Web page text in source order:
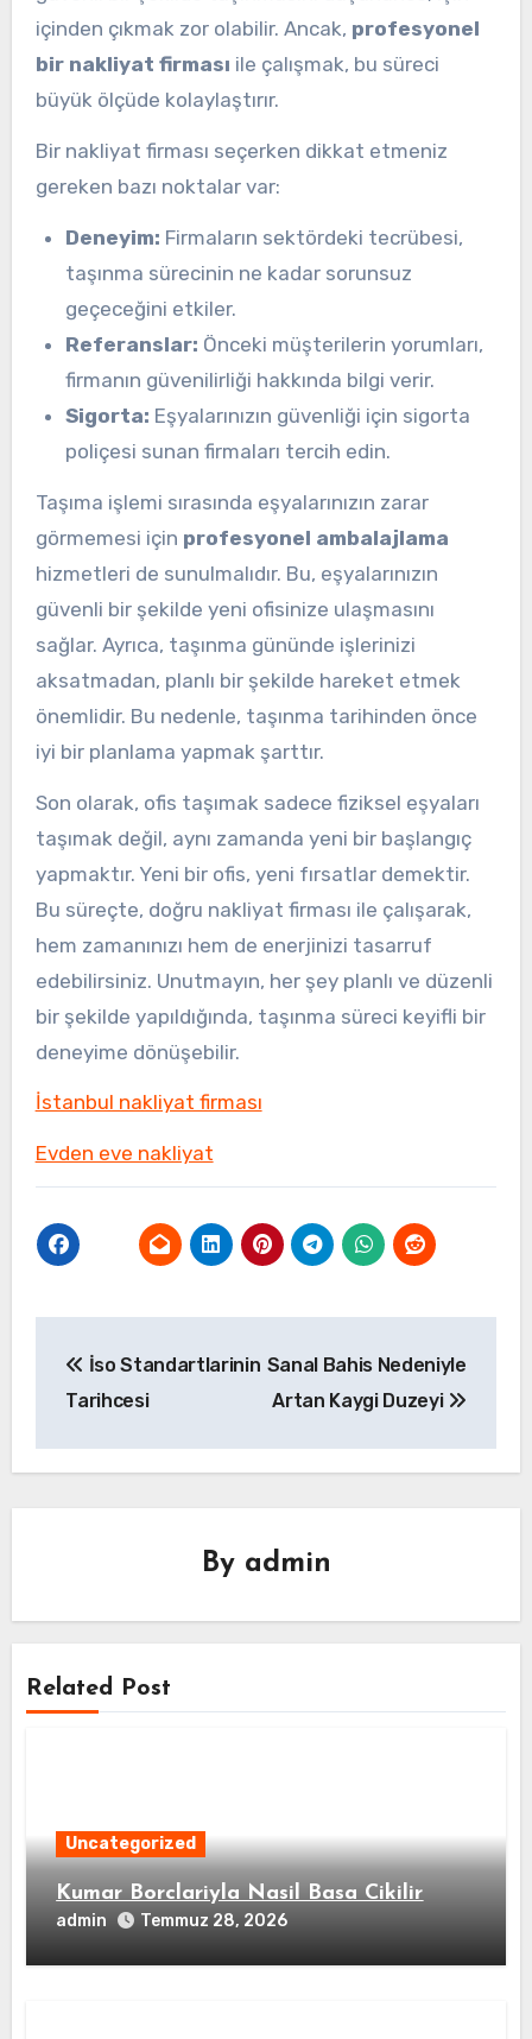
içinden çıkmak zor olabilir. Ancak, profesyonel
bir nakliyat firması ile çalışmak, bu süreci
büyük ölçüde kolaylaştırır.
Bir nakliyat firması seçerken dikkat etmeniz
gereken bazı noktalar var:
Deneyim: Firmaların sektördeki tecrübesi,
taşınma sürecinin ne kadar sorunsuz
geçeceğini etkiler.
Referanslar: Önceki müşterilerin yorumları,
firmanın güvenilirliği hakkında bilgi verir.
Sigorta: Eşyalarınızın güvenliği için sigorta
poliçesi sunan firmaları tercih edin.
Taşıma işlemi sırasında eşyalarınızın zarar
görmemesi için profesyonel ambalajlama
hizmetleri de sunulmalıdır. Bu, eşyalarınızın
güvenli bir şekilde yeni ofisinize ulaşmasını
sağlar. Ayrıca, taşınma gününde işlerinizi
aksatmadan, planlı bir şekilde hareket etmek
önemlidir. Bu nedenle, taşınma tarihinden önce
iyi bir planlama yapmak şarttır.
Son olarak, ofis taşımak sadece fiziksel eşyaları
taşımak değil, aynı zamanda yeni bir başlangıç
yapmaktır. Yeni bir ofis, yeni fırsatlar demektir.
Bu süreçte, doğru nakliyat firması ile çalışarak,
hem zamanınızı hem de enerjinizi tasarruf
edebilirsiniz. Unutmayın, her şey planlı ve düzenli
bir şekilde yapıldığında, taşınma süreci keyifli bir
deneyime dönüşebilir.
İstanbul nakliyat firması
Evden eve nakliyat
gezinmesi
İso Standartlarinin
Tarihcesi
Sanal Bahis Nedeniyle
Artan Kaygi Duzeyi
By admin
Related Post
Uncategorized
Kumar Borclariyla Nasil Basa Cikilir
admin Temmuz 28, 2026